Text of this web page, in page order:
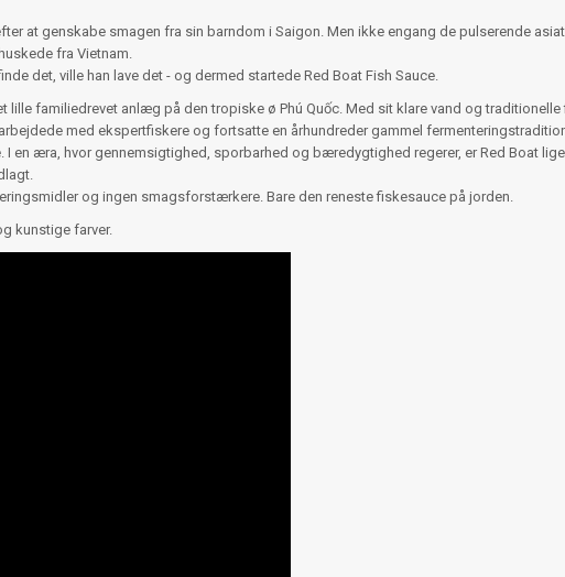
at genskabe smagen fra sin barndom i Saigon. Men ikke engang de pulserende
fra Vietnam.
det, ville han lave det - og dermed startede Red Boat Fish Sauce.
lille familiedrevet anlæg på den tropiske ø Phú Quốc. Med sit klare vand og
med ekspertfiskere og fortsatte en århundreder gammel
en æra, hvor gennemsigtighed, sporbarhed og bæredygtighed regerer, er Red Boat
og ingen smagsforstærkere. Bare den reneste fiskesauce på jorden.
kunstige farver.